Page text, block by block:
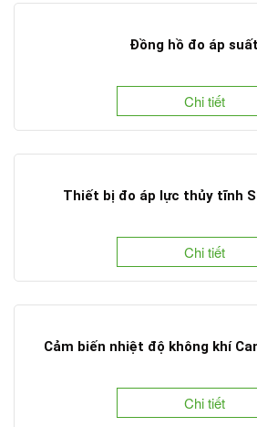
Đồng hồ đo áp
Chi tiết
Thiết bị đo áp lực thủy tĩnh
Chi tiết
Cảm biến nhiệt độ không khí
Chi tiết